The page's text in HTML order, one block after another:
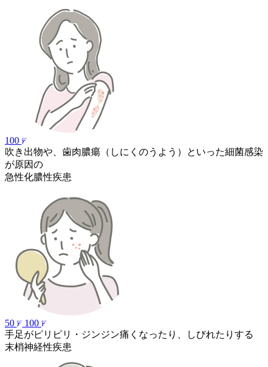
100
吹き出物や、歯肉膿瘍（しにくのうよう）といった細菌感染
が原因の
急性化膿性疾患
50
100
手足がピリピリ・ジンジン痛くなったり、しびれたりする
末梢神経性疾患